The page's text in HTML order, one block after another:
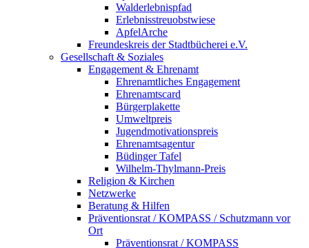
Walderlebnispfad
Erlebnisstreuobstwiese
ApfelArche
Freundeskreis der Stadtbücherei e.V.
Gesellschaft & Soziales
Engagement & Ehrenamt
Ehrenamtliches Engagement
Ehrenamtscard
Bürgerplakette
Umweltpreis
Jugendmotivationspreis
Ehrenamtsagentur
Büdinger Tafel
Wilhelm-Thylmann-Preis
Religion & Kirchen
Netzwerke
Beratung & Hilfen
Präventionsrat / KOMPASS / Schutzmann vor
Ort
Präventionsrat / KOMPASS